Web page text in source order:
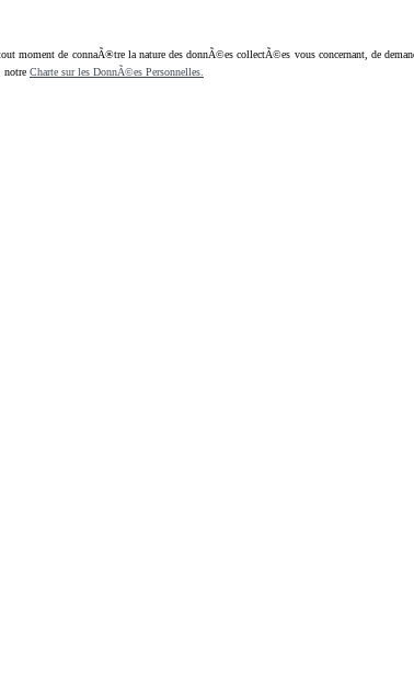
de connaÃ®tre la nature des donnÃ©es collectÃ©es vous concernant, de
notre Charte sur les DonnÃ©es Personnelles.